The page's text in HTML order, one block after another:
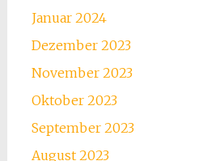
Januar 2024
Dezember 2023
November 2023
Oktober 2023
September 2023
August 2023